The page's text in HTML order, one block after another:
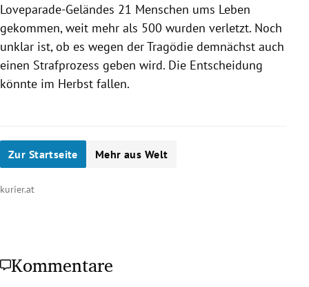
Loveparade-Geländes 21 Menschen ums Leben
gekommen, weit mehr als 500 wurden verletzt. Noch
unklar ist, ob es wegen der Tragödie demnächst auch
einen Strafprozess geben wird. Die Entscheidung
könnte im Herbst fallen.
Zur Startseite Mehr aus Welt
kurier.at
Kommentare